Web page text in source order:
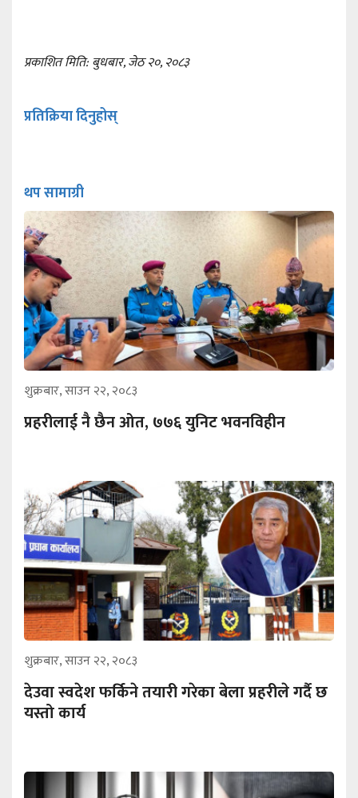
प्रकाशित मिति: बुधबार, जेठ २०, २०८३
प्रतिक्रिया दिनुहोस्
थप सामाग्री
शुक्रबार, साउन २२, २०८३
प्रहरीलाई नै छैन ओत, ७७६ युनिट भवनविहीन
शुक्रबार, साउन २२, २०८३
देउवा स्वदेश फर्किने तयारी गरेका बेला प्रहरीले गर्दै छ
यस्तो कार्य